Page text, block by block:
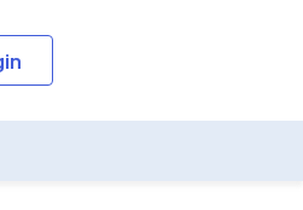
list will be updated as per the